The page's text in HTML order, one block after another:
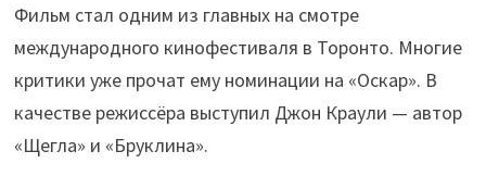
Фильм стал одним из главных на смотре
международного кинофестиваля в Торонто. Многие
критики уже прочат ему номинации на «Оскар». В
качестве режиссёра выступил Джон Краули — автор
«Щегла» и «Бруклина».